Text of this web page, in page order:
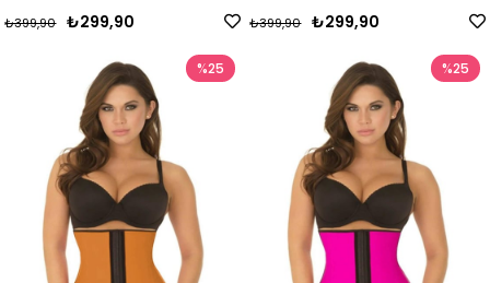
₺299,90
₺399,90 ₺299,90
₺399,90
%25 %25